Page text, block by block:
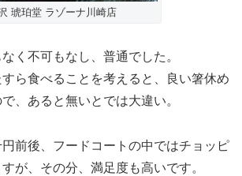
琥珀堂 ラゾーナ川崎店
く不可もなし、普通でした。
ら食べることを考えると、良い箸休め
、あると無いとでは大違い。
前後、フードコートの中ではチョッピ
が、その分、満足度も高いです。